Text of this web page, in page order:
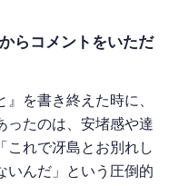
らコメントをいただ
』を書き終えた時に、
ったのは、安堵感や達
これで冴島とお別れし
いんだ」という圧倒的